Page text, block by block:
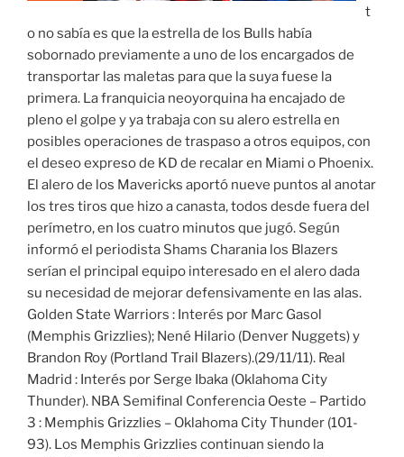
t
o no sabía es que la estrella de los Bulls había
sobornado previamente a uno de los encargados de
transportar las maletas para que la suya fuese la
primera. La franquicia neoyorquina ha encajado de
pleno el golpe y ya trabaja con su alero estrella en
posibles operaciones de traspaso a otros equipos, con
el deseo expreso de KD de recalar en Miami o Phoenix.
El alero de los Mavericks aportó nueve puntos al anotar
los tres tiros que hizo a canasta, todos desde fuera del
perímetro, en los cuatro minutos que jugó. Según
informó el periodista Shams Charania los Blazers
serían el principal equipo interesado en el alero dada
su necesidad de mejorar defensivamente en las alas.
Golden State Warriors : Interés por Marc Gasol
(Memphis Grizzlies); Nené Hilario (Denver Nuggets) y
Brandon Roy (Portland Trail Blazers).(29/11/11). Real
Madrid : Interés por Serge Ibaka (Oklahoma City
Thunder). NBA Semifinal Conferencia Oeste – Partido
3 : Memphis Grizzlies – Oklahoma City Thunder (101-
93). Los Memphis Grizzlies continuan siendo la